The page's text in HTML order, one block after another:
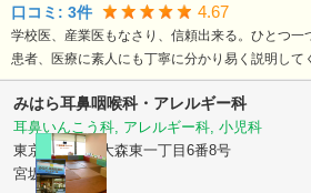
口コミ: 3件 4.67
学校医、産業医もなさり、信頼出来る。ひとつ一
患者、医療に素人にも丁寧に分かり易く説明して
みはら耳鼻咽喉科・アレルギー科
耳鼻いんこう科, アレルギー科, 小児科
東京都大田区
大森東一丁目6番8号
宮坂ビル2階